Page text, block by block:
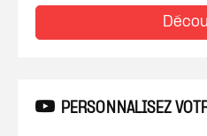
PERSONNALISEZ